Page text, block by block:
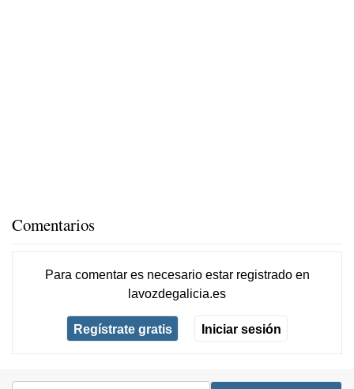
Comentarios
Para comentar es necesario estar registradoen
lavozdegalicia.es
Regístrate gratis Iniciar sesión